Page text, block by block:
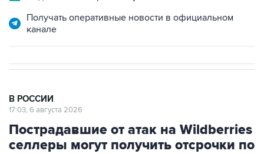
Пострадавшие от атак на Wildberries
селлеры могут получить отсрочки по
налогам